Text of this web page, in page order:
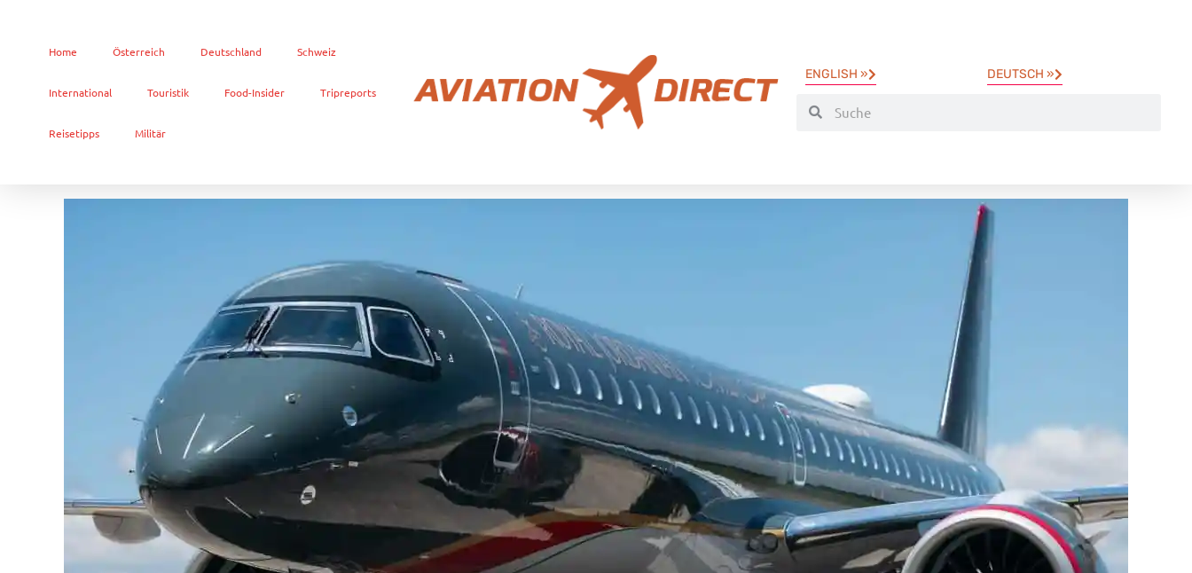
Home Österreich Deutschland Schweiz
International Touristik Food-Insider Tripreports
Reisetipps Militär
ENGLISH » DEUTSCH »